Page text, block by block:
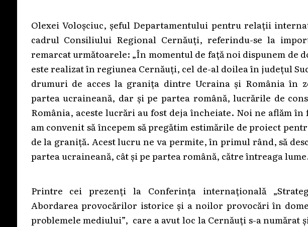
Olexei Voloșciuc, șeful Departamentului pentru relații
cadrul Consiliului Regional Cernăuți, referindu-se la
remarcat următoarele: „În momentul de față noi dispunem de
este realizat în regiunea Cernăuți, cel de-al doilea în județul
drumuri de acces la granița dintre Ucraina și România în
partea ucraineană, dar și pe partea română, lucrările de
România, aceste lucrări au fost deja încheiate. Noi ne aflăm
am convenit să începem să pregătim estimările de proiect
de la graniță. Acest lucru ne va permite, în primul rând, să
partea ucraineană, cât și pe partea română, către întreaga
Printre cei prezenți la Conferința internațională
Abordarea provocărilor istorice și a noilor provocări în
problemele mediului”, care a avut loc la Cernăuți s-a